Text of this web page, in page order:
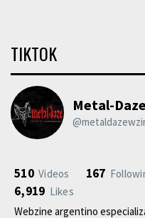
TIKTOK
Metal-
510 Videos 167
6,919 Likes
Webzine argentino